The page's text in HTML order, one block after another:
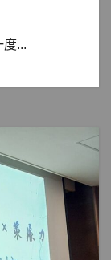
度...